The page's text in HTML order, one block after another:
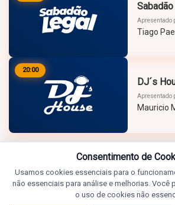
Apresentado
Tiago
20:00
DJ´s
Apresentado
Mauricio
Consentimento de
Usamos cookies essenciais para o
não essenciais para análise e melhorias. Você
o uso de cookies não